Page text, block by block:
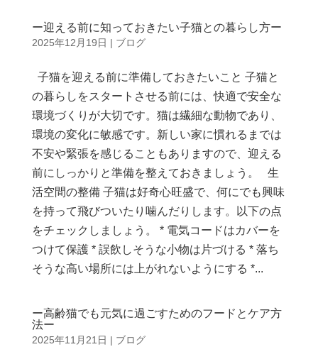
ー迎える前に知っておきたい子猫との暮らし方ー
2025年12月19日 | ブログ
子猫を迎える前に準備しておきたいこと 子猫と
の暮らしをスタートさせる前には、快適で安全な
環境づくりが大切です。猫は繊細な動物であり、
環境の変化に敏感です。新しい家に慣れるまでは
不安や緊張を感じることもありますので、迎える
前にしっかりと準備を整えておきましょう。 生
活空間の整備 子猫は好奇心旺盛で、何にでも興味
を持って飛びついたり噛んだりします。以下の点
をチェックしましょう。 * 電気コードはカバーを
つけて保護 * 誤飲しそうな小物は片づける * 落ち
そうな高い場所には上がれないようにする *...
ー高齢猫でも元気に過ごすためのフードとケア方
法ー
2025年11月21日 | ブログ